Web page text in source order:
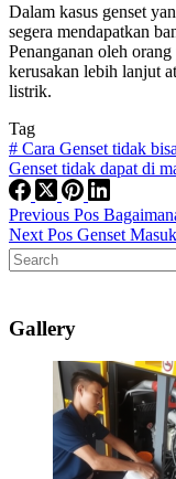
Dalam kasus genset
segera mendapatkan
Penanganan oleh
kerusakan lebih lanjut
listrik.
Tag
# Cara Genset tidak
Genset tidak dapat di
Previous Pos
Next Pos Genset
results
Gallery